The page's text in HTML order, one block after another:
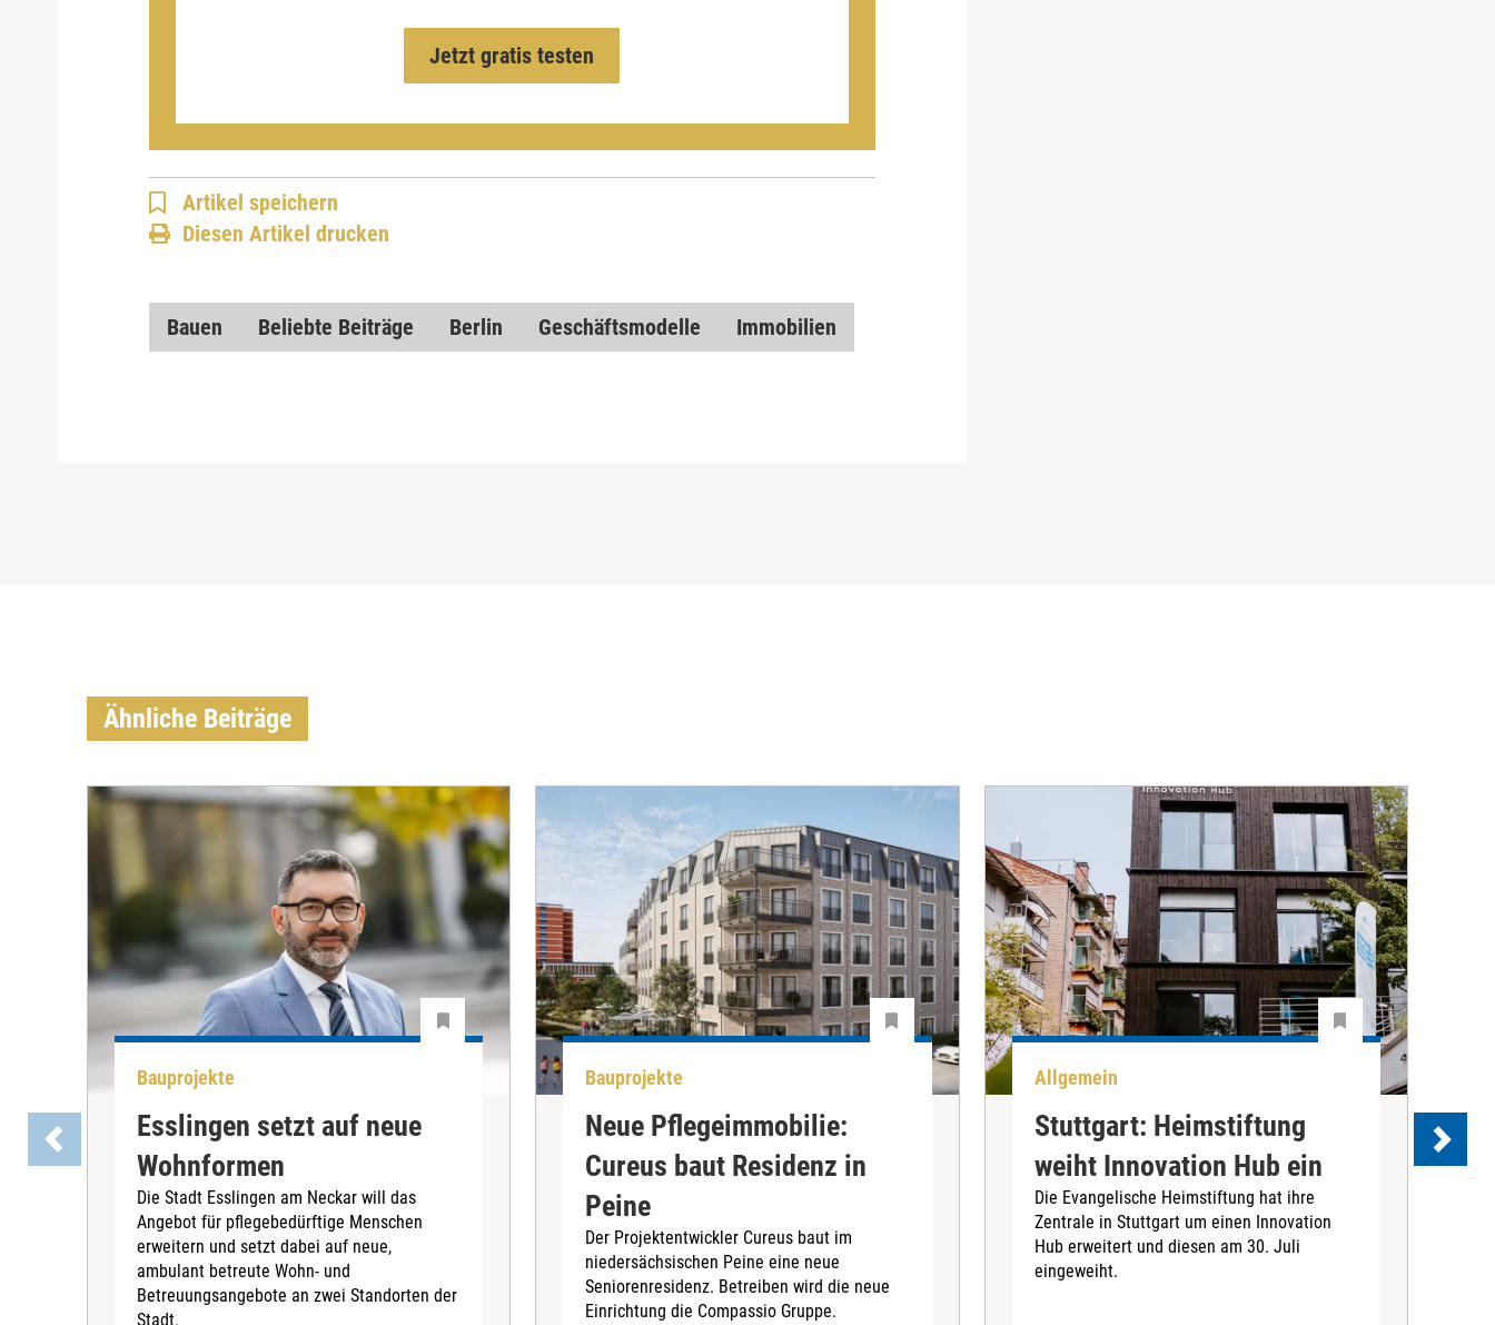
Jetzt gratis testen
Artikel speichern
Diesen Artikel drucken
Bauen Beliebte Beiträge Berlin Geschäftsmodelle Immobilien
Ähnliche Beiträge
Bauprojekte
Esslingen setzt auf neue
Wohnformen
Die Stadt Esslingen am Neckar will das
Angebot für pflegebedürftige Menschen
erweitern und setzt dabei auf neue,
ambulant betreute Wohn- und
Betreuungsangebote an zwei Standorten der
Stadt.
Bauprojekte
Neue Pflegeimmobilie:
Cureus baut Residenz in
Peine
Der Projektentwickler Cureus baut im
niedersächsischen Peine eine neue
Seniorenresidenz. Betreiben wird die neue
Einrichtung die Compassio Gruppe.
Allgemein
Stuttgart: Heimstiftung
weiht Innovation Hub ein
Die Evangelische Heimstiftung hat ihre
Zentrale in Stuttgart um einen Innovation
Hub erweitert und diesen am 30. Juli
eingeweiht.